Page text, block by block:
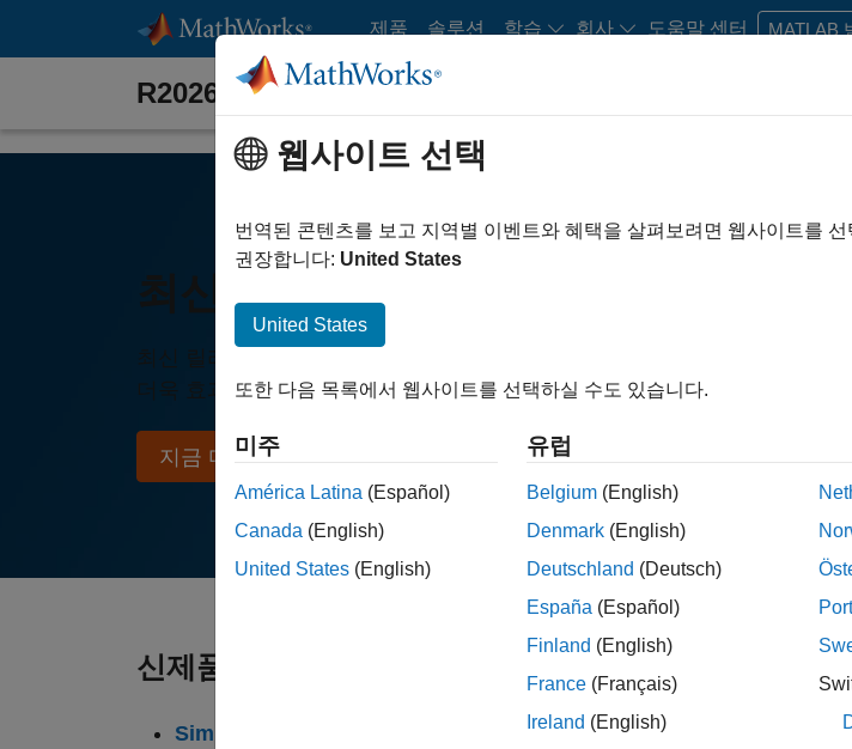
콘텐츠로 바로 가기
제품 솔루션 학습 회사 도움말 센터 MATLAB
R2026a 릴리스 하이라이트 – MATLAB 및 Simulink
최신 기능 살펴보기
최신 릴리스를 다운로드하면 MATLAB 및 Simulink를
더욱 효과적으로 사용하실 수 있습니다.
지금 다운로드
신제품
Simulink Copilot
– Simulink에 최적화된 AI 어시스턴트입니다.
웹사이트 선택
번역된 콘텐츠를 보고 지역별 이벤트와 혜택을 살펴보려면 웹사이트를
권장합니다: United States
United States
또한 다음 목록에서 웹사이트를 선택하실 수도 있습니다.
미주
América Latina (Español)
Canada (English)
United States (English)
유럽
Belgium (English)
Denmark (English)
Deutschland (Deutsch)
España (Español)
Finland (English)
France (Français)
Ireland (English)